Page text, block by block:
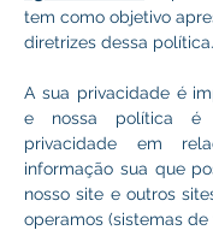
tem como objetivo
diretrizes dessa política.
A sua privacidade é
e nossa política é
privacidade em
informação sua que
nosso site e outros
operamos (sistemas de